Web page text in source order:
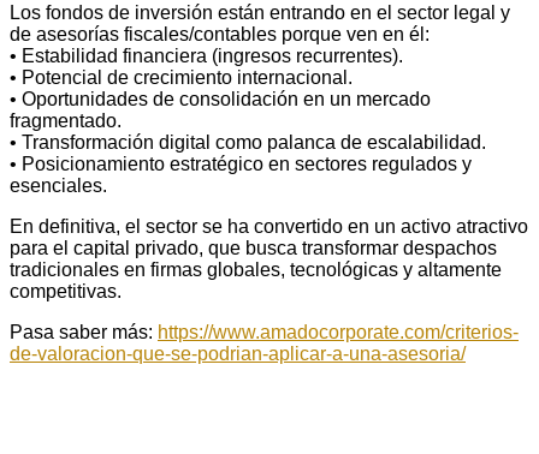
Los fondos de inversión están entrando en el sector legal y
de asesorías fiscales/contables porque ven en él:
• Estabilidad financiera (ingresos recurrentes).
• Potencial de crecimiento internacional.
• Oportunidades de consolidación en un mercado
fragmentado.
• Transformación digital como palanca de escalabilidad.
• Posicionamiento estratégico en sectores regulados y
esenciales.
En definitiva, el sector se ha convertido en un activo atractivo
para el capital privado, que busca transformar despachos
tradicionales en firmas globales, tecnológicas y altamente
competitivas.
Pasa saber más: https://www.amadocorporate.com/criterios-
de-valoracion-que-se-podrian-aplicar-a-una-asesoria/